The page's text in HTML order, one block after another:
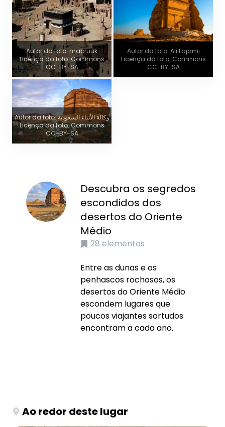
Autor da foto: mabruuk
Licença da foto: Commons
CC-BY-SA
Autor da foto: Ali Lajami
Licença da foto: Commons
CC-BY-SA
Autor da foto: وكالة الأنباء السعودية
Licença da foto: Commons
CC-BY-SA
Descubra os segredos
escondidos dos
desertos do Oriente
Médio
28 elementos
Entre as dunas e os
penhascos rochosos, os
desertos do Oriente Médio
escondem lugares que
poucos viajantes sortudos
encontram a cada ano.
Ao redor deste lugar